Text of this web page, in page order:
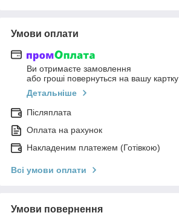
Умови оплати
Ви отримаєте замовлення
або гроші повернуться на вашу картку
Детальніше
Післяплата
Оплата на рахунок
Накладеним платежем (Готівкою)
Всі умови оплати
Умови повернення